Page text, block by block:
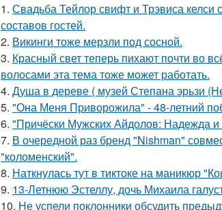
1. Свадьба Тейлор свифт и Трэвиса келси
составов гостей.
2. Викинги тоже мерзли под сосной.
3. Красный свет теперь пихают почти во
волосами эта тема тоже может работать.
4. Душа в дереве ( музей Степана эрьзи
5. "Она Меня Приворожила" - 48-летний
6. "Причёски Мужских Айдолов: Надежда
7. В очередной раз бренд "Nishman"
"коломенский".
8. Наткнулась тут в тиктоке на маникюр
9. 13-Летнюю Эстеллу, дочь Михаила
10. Не успели поклонники обсудить